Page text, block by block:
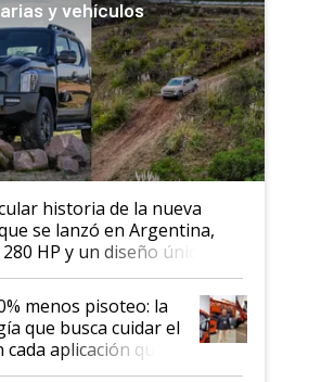
y vehículos
historia de la nueva
se lanzó en Argentina,
HP y un diseño único: a
vende
menos pisoteo: la
que busca cuidar el
aplicación que
al Congreso